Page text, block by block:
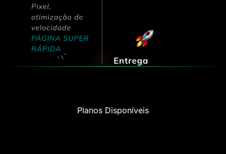
Planos Disponíveis